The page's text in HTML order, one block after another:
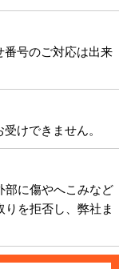
番号のご対応は出来
けできません。
部に傷やへこみなど
を拒否し、弊社ま